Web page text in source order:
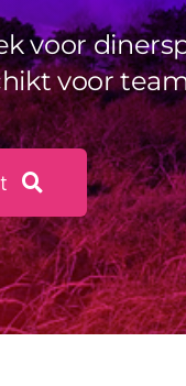
voor
voor